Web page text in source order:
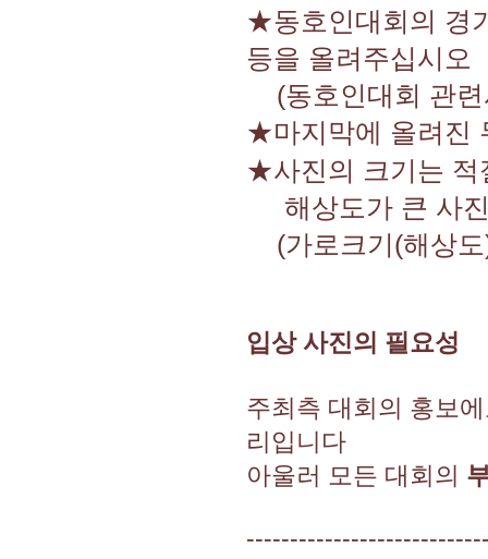
★동호인대회의 경
등을 올려주십시오
(동호인대회 관련
★마지막에 올려진
★사진의 크기는 적
해상도가 큰 사
(가로크기(해상
입상 사진의 필요성
주최측 대회의 홍보
리입니다
아울러 모든 대회의